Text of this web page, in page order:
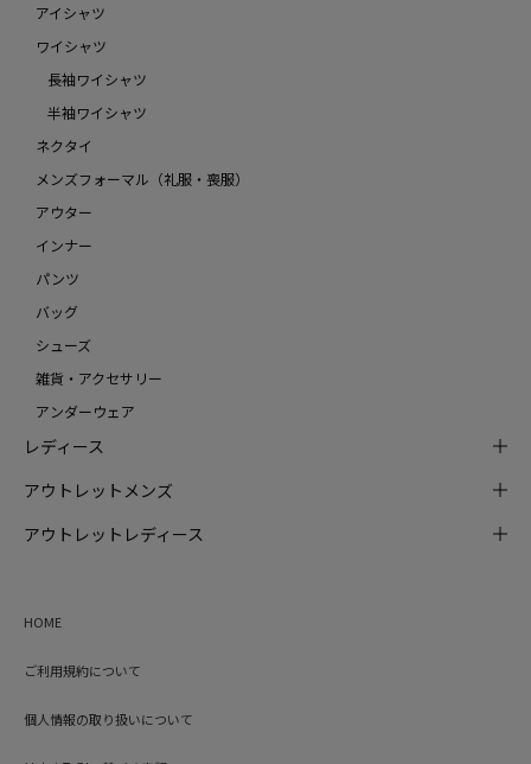
アイシャツ
ワイシャツ
長袖ワイシャツ
半袖ワイシャツ
ネクタイ
メンズフォーマル（礼服・喪服）
アウター
インナー
パンツ
バッグ
シューズ
雑貨・アクセサリー
アンダーウェア
レディース
アウトレットメンズ
アウトレットレディース
HOME
ご利用規約について
個人情報の取り扱いについて